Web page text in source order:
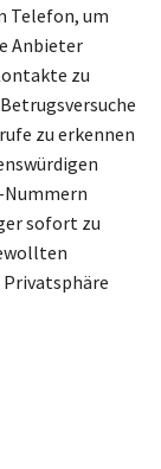
Telefon, um
Anbieter
zu
zu erkennen
Nummern
sofort zu
Privatsphäre